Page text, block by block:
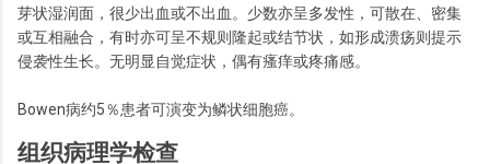
芽状湿润面，很少出血或不出血。少数亦呈多发性，可散在、密集
或互相融合，有时亦可呈不规则隆起或结节状，如形成溃疡则提示
侵袭性生长。无明显自觉症状，偶有瘙痒或疼痛感。
Bowen病约5％患者可演变为鳞状细胞癌。
组织病理学检查